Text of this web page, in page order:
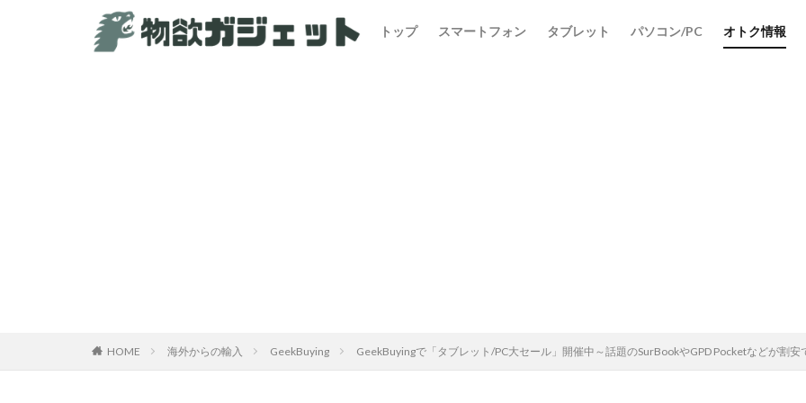
トップ スマートフォン タブレット パソコン/PC オトク情報
HOME 海外からの輸入 GeekBuying GeekBuyingで「タブレット/PC大セール」開催中～話題のSurBookやGPD Pocketなどが割安